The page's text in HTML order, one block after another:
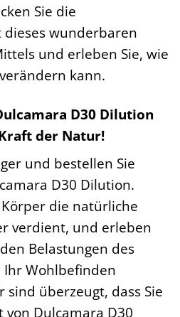
Sie die
wunderbaren
und erleben Sie, wie
kann.
D30 Dilution
der Natur!
und bestellen Sie
D30 Dilution.
die natürliche
verdient, und erleben
Belastungen des
Wohlbefinden
sind überzeugt, dass Sie
Dulcamara D30